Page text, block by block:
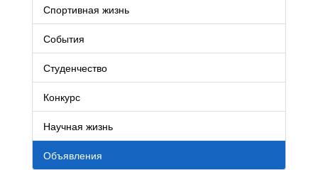
Спортивная жизнь
События
Студенчество
Конкурс
Научная жизнь
Объявления